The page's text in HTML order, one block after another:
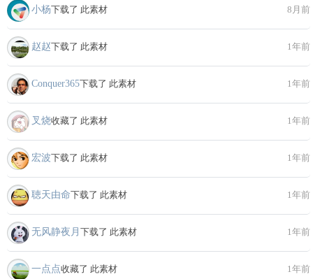
小杨下载了 此素材 8月前
赵赵下载了 此素材 1年前
Conquer365下载了 此素材 1年前
叉烧收藏了 此素材 1年前
宏波下载了 此素材 1年前
聴天由命下载了 此素材 1年前
无风静夜月 下载了 此素材 1年前
一点点收藏了 此素材 1年前